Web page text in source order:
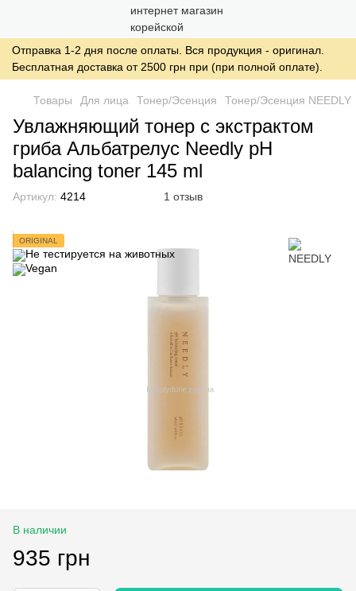
Отправка 1-2 дня после оплаты. Вся продукция - оригинал.
Бесплатная доставка от 2500 грн при (при полной оплате).
Товары Для лица Тонер/Эсенция Тонер/Эсенция NEEDLY
Увлажняющий тонер с экстрактом
гриба Альбатрелус Needly pH
balancing toner 145 ml
Артикул: 4214 1 отзыв
ORIGINAL
В наличии
935 грн